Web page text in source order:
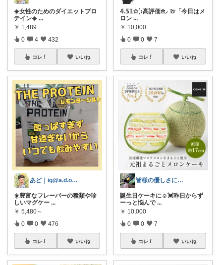
☀️女性のためのダイエットプロ
テイン☀️ ...
￥ 1,489
0 4 432
コレ いいね
あど｜ig@a.d.o_protein
☀️豊富なフレーバーの種類や珍
しいマグケー ...
￥ 5,480～
0 0 476
コレ いいね
𝟜.𝟝𝟙✩⡱高評価𖠿⸝ 🍈「今日はメ
ロン ...
￥ 10,000
0 0 7
コレ いいね
皆様の優しさに感謝です✨happyミルク
誕生日ケーキに☺️💓昨日からず
ーっと悩んで ...
￥ 10,000
0 0 7
コレ いいね